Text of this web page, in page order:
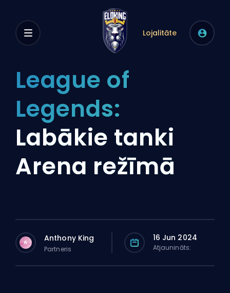
Lojalitāte
League of
Legends:
Labākie tanki
Arena režīmā
A Anthony King
Partneris
16 Jun 2024
Atjaunināts: